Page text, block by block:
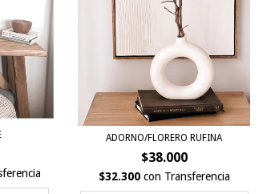
ADORNO/FLORERO RUFINA
$38.000
$32.300 con Transferencia